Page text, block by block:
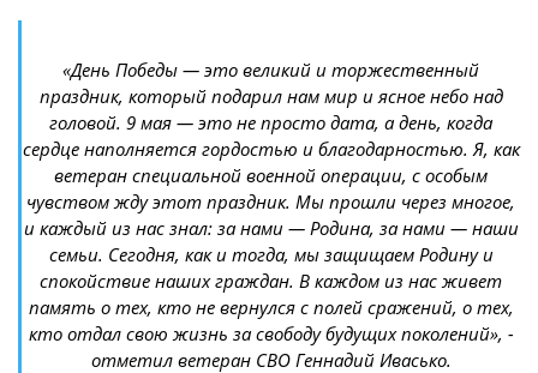
«День Победы — это великий и торжественный
праздник, который подарил нам мир и ясное небо над
головой. 9 мая — это не просто дата, а день, когда
сердце наполняется гордостью и благодарностью. Я, как
ветеран специальной военной операции, с особым
чувством жду этот праздник. Мы прошли через многое,
и каждый из нас знал: за нами — Родина, за нами — наши
семьи. Сегодня, как и тогда, мы защищаем Родину и
спокойствие наших граждан. В каждом из нас живет
память о тех, кто не вернулся с полей сражений, о тех,
кто отдал свою жизнь за свободу будущих поколений», -
отметил ветеран СВО Геннадий Ивасько.